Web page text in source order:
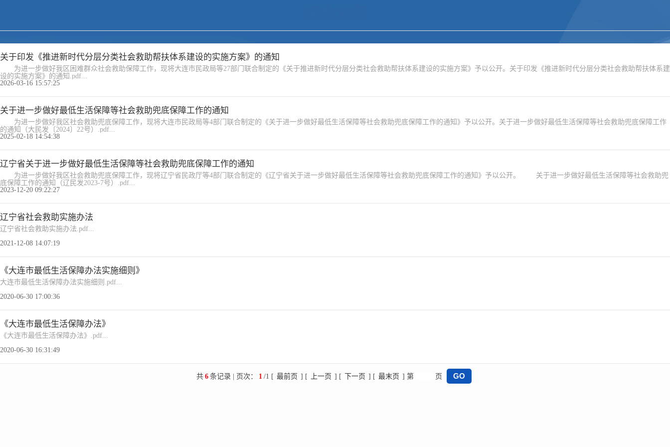
关于印发《推进新时代分层分类社会救助帮扶体系建设的实施方案》的通知
为进一步做好我区困难群众社会救助保障工作，现将大连市民政局等27部门联合制定的《关于推进新时代分层分类社会救助帮扶体系建设的实施方案》予以公开。关于印发《推进新时代分层分类社会救助帮扶体系建
设的实施方案》的通知.pdf...
2026-03-16 15:57:25
关于进一步做好最低生活保障等社会救助兜底保障工作的通知
为进一步做好我区社会救助兜底保障工作，现将大连市民政局等4部门联合制定的《关于进一步做好最低生活保障等社会救助兜底保障工作的通知》予以公开。关于进一步做好最低生活保障等社会救助兜底保障工作
的通知（大民发〔2024〕22号）.pdf...
2025-02-18 14:54:38
辽宁省关于进一步做好最低生活保障等社会救助兜底保障工作的通知
为进一步做好我区社会救助兜底保障工作，现将辽宁省民政厅等4部门联合制定的《辽宁省关于进一步做好最低生活保障等社会救助兜底保障工作的通知》予以公开。 关于进一步做好最低生活保障等社会救助兜
底保障工作的通知（辽民发2023-7号）.pdf...
2023-12-20 09:22:27
辽宁省社会救助实施办法
辽宁省社会救助实施办法.pdf...
2021-12-08 14:07:19
《大连市最低生活保障办法实施细则》
大连市最低生活保障办法实施细则.pdf...
2020-06-30 17:00:36
《大连市最低生活保障办法》
《大连市最低生活保障办法》.pdf...
2020-06-30 16:31:49
共 6 条记录 | 页次： 1 /1 [ 最前页 ] [ 上一页 ] [ 下一页 ] [ 最末页 ] 第 页